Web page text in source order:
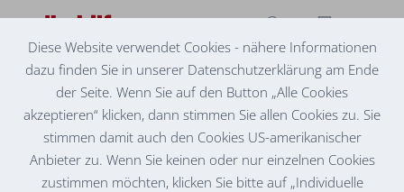
BETREUTES WOHNEN KNITTELFELD I
BEACH PARTY IM GARTEN
Diese Website verwendet Cookies - nähere Informationen
dazu finden Sie in unserer Datenschutzerklärung am Ende
der Seite. Wenn Sie auf den Button „Alle Cookies
akzeptieren“ klicken, dann stimmen Sie allen Cookies zu. Sie
stimmen damit auch den Cookies US-amerikanischer
Anbieter zu. Wenn Sie keinen oder nur einzelnen Cookies
zustimmen möchten, klicken Sie bitte auf „Individuelle